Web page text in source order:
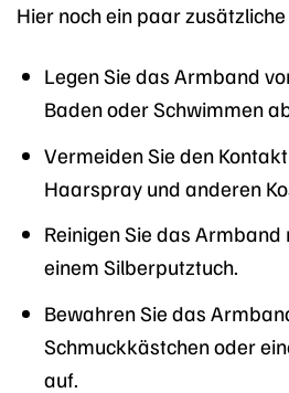
Hier noch ein paar
Legen Sie das Armband
Baden oder Schwimmen
Vermeiden Sie den
Haarspray und anderen
Reinigen Sie das
einem Silberputztuch.
Bewahren Sie das
Schmuckkästchen oder
auf.